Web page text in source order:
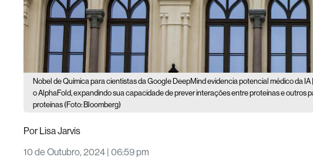
Nobel de Química para cientistas da Google DeepMind evidencia potencial médico da IA |
o AlphaFold, expandindo sua capacidade de prever interações entre proteínas e outros
proteínas (Foto: Bloomberg)
PorLisa Jarvis
10 de Outubro, 2024 | 06:59 pm